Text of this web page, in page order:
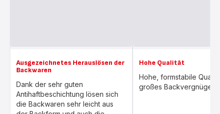
Ausgezeichnetes Herauslösen der
Backwaren
Dank der sehr guten
Antihaftbeschichtung lösen sich
die Backwaren sehr leicht aus
Hohe Qualität
Hohe, formstabile
großes Backvergnügen.